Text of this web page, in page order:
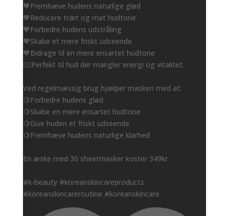
🧡Fremhæve hudens naturlige glød
🧡Reducere træt og mat hudtone
🧡Forbedre hudens udstråling
🧡Skabe et mere friskt udseende
🧡Bidrage til en mere ensartet hudtone
👌🏻Perfekt til hud der mangler energi og vitalitet.
Ved regelmæssig brug hjælper masken med at:
🍋Forbedre hudens glød
🍋Skabe en mere ensartet hudtone
🍋Give huden et friskt udseende
🍋Fremhæve hudens naturlige klarhed
En æske med 30 sheetmasker koster 349kr
#k-beauty #koreanskincareproducts
#koreanskincareroutine #koreanskincare